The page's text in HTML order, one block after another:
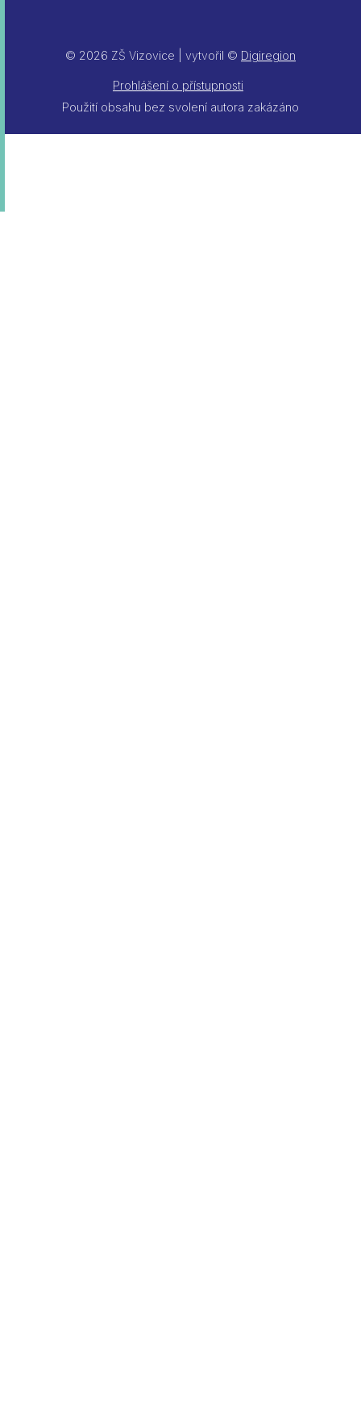
© 2026 ZŠ Vizovice | vytvořil © Digiregion
Prohlášení o přístupnosti
Použití obsahu bez svolení autora zakázáno